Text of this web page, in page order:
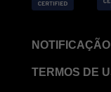
TERMOS DE